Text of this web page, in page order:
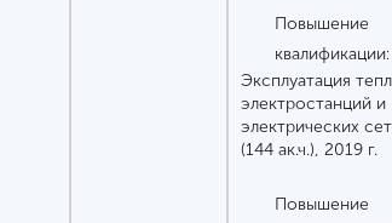
Повышение
квалификации:
Эксплуатация
электростанций и
электрических
(144 ак.ч.), 2019 г.
Повышение